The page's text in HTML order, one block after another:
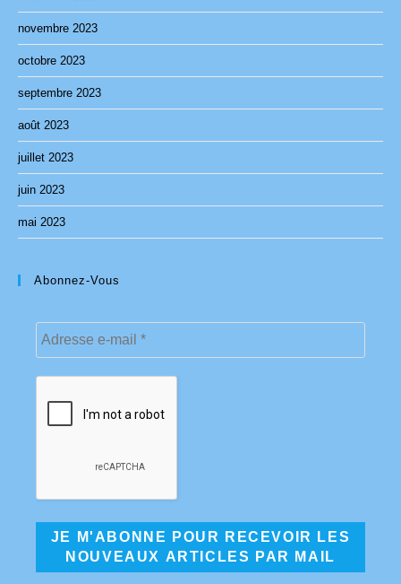
novembre 2023
octobre 2023
septembre 2023
août 2023
juillet 2023
juin 2023
mai 2023
Abonnez-Vous